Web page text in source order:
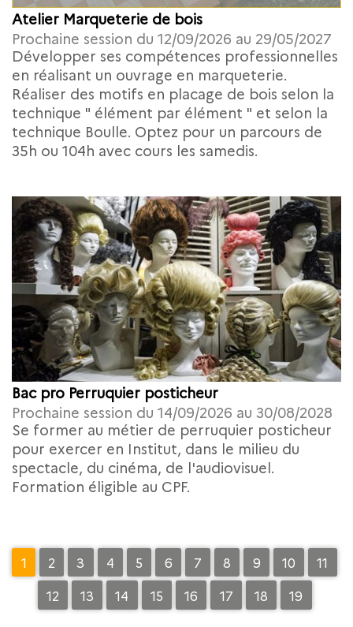
Atelier Marqueterie de bois
Prochaine session du 12/09/2026 au 29/05/2027
Développer ses compétences professionnelles
en réalisant un ouvrage en marqueterie.
Réaliser des motifs en placage de bois selon la
technique " élément par élément " et selon la
technique Boulle. Optez pour un parcours de
35h ou 104h avec cours les samedis.
Bac pro Perruquier posticheur
Prochaine session du 14/09/2026 au 30/08/2028
Se former au métier de perruquier posticheur
pour exercer en Institut, dans le milieu du
spectacle, du cinéma, de l'audiovisuel.
Formation éligible au CPF.
1 2 3 4 5 6 7 8 9 10
11
12
13 14 15 16 17 18 19